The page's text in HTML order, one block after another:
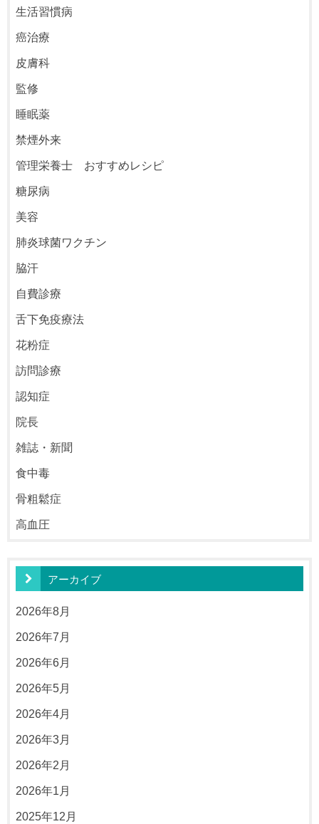
生活習慣病
癌治療
皮膚科
監修
睡眠薬
禁煙外来
管理栄養士 おすすめレシピ
糖尿病
美容
肺炎球菌ワクチン
脇汗
自費診療
舌下免疫療法
花粉症
訪問診療
認知症
院長
雑誌・新聞
食中毒
骨粗鬆症
高血圧
アーカイブ
2026年8月
2026年7月
2026年6月
2026年5月
2026年4月
2026年3月
2026年2月
2026年1月
2025年12月